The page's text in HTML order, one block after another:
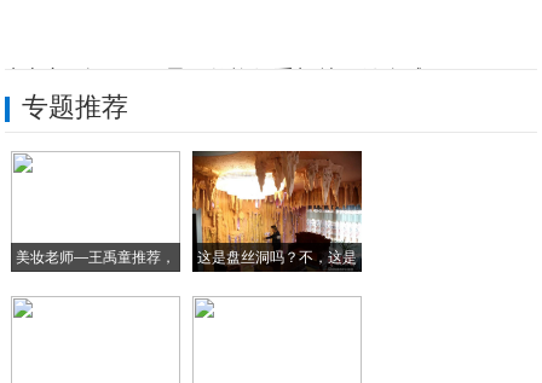
南岸“西部手机之都”轮廓初现
惠州海格亮相重庆手机展 加速挺进西部手机
三星官网上架A系列新机，6.7英寸+32
专题推荐
美妆老师—王禹童推荐，
这是盘丝洞吗？不，这是